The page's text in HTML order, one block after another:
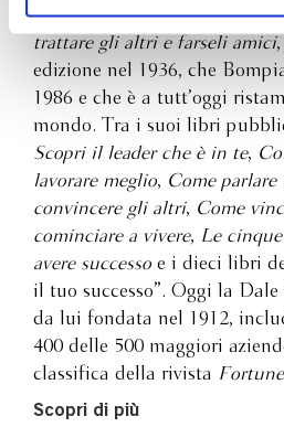
ogni momentoRevoca
indigente, è stato l’autore
trattare gli altri e farseli amici
edizione nel 1936, che
1986 e che è a tutt’oggi
mondo. Tra i suoi libri
Scopri il leader che è in te,
lavorare meglio, Come
convincere gli altri, Come
cominciare a vivere, Le
avere successo e i dieci libri
il tuo successo”. Oggi la
da lui fondata nel 1912,
400 delle 500 maggiori
classifica della rivista Fortune
Scopri di più